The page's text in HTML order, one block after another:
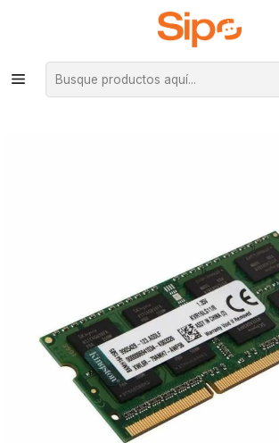
¡Compra hasta mediodía y recibe hoy! De lunes a
Santiago. Envío gratis desde $29.990
Inicio Componentes PC Ram
Memoria RAM Kingston KVR16LS11/8WP, 8GB,
Notebook